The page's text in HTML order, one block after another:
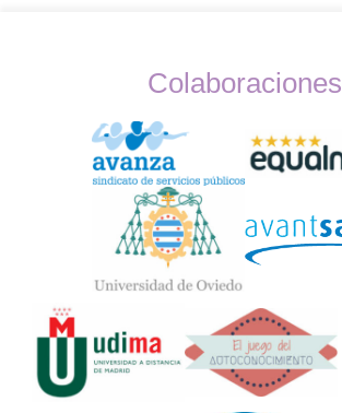
Widget
Logos
Colaboraciones